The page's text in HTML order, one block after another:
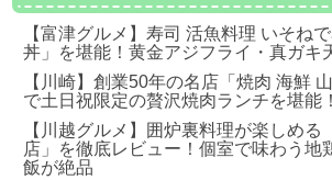
【富津グルメ】寿司 活魚料理 いそね
丼」を堪能！黄金アジフライ・真ガキ
【川崎】創業50年の名店「焼肉 海鮮
で土日祝限定の贅沢焼肉ランチを堪能！
【川越グルメ】囲炉裏料理が楽しめる
店」を徹底レビュー！個室で味わう地
飯が絶品